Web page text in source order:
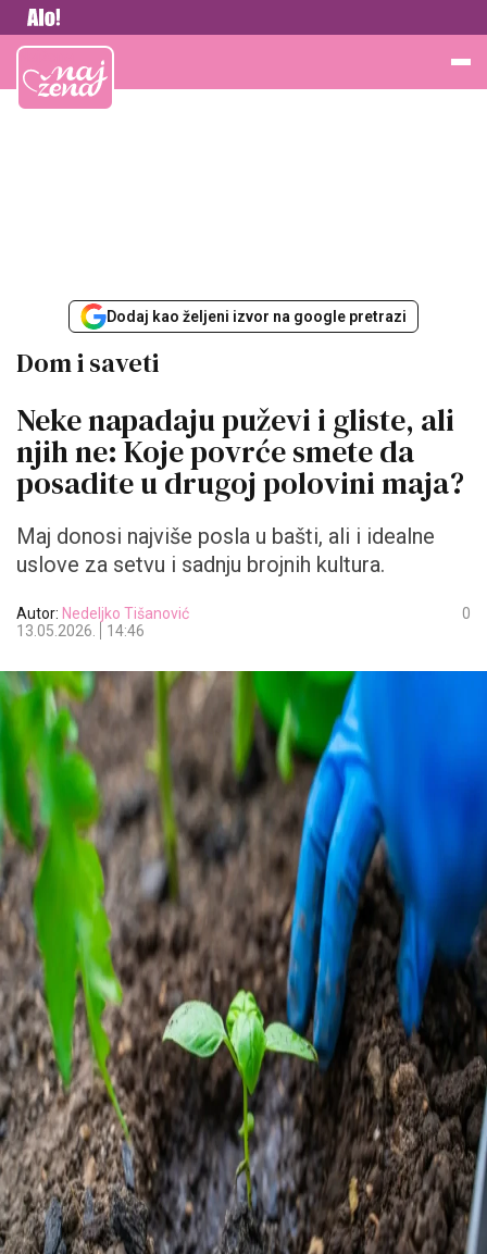
Vesti
Najžena
Dodaj kao željeni izvor na google pretrazi
Dom i saveti
Neke napadaju puževi i gliste, ali
njih ne: Koje povrće smete da
posadite u drugoj polovini maja?
Maj donosi najviše posla u bašti, ali i idealne
uslove za setvu i sadnju brojnih kultura.
Autor: Nedeljko Tišanović
13.05.2026.
14:46
0